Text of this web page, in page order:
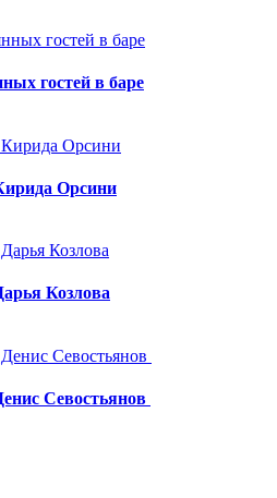
гостей в баре
Орсини
Козлова
Севостьянов